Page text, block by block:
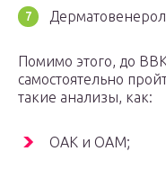
Помимо этого, до
самостоятельно
такие анализы, как:
ОАК и ОАМ;